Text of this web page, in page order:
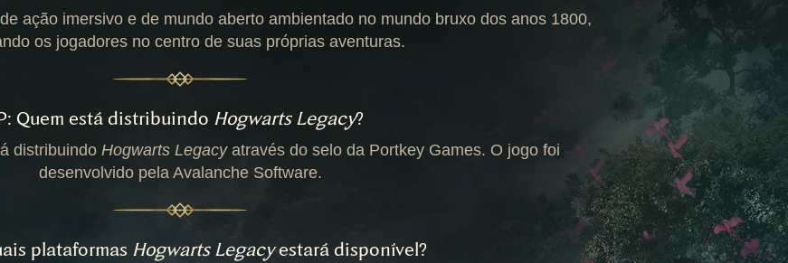
ação imersivo e de mundo aberto ambientado no mundo bruxo dos anos 1800,
os jogadores no centro de suas próprias aventuras.
Quem está distribuindo Hogwarts Legacy?
distribuindo Hogwarts Legacyatravés do selo da Portkey Games. O jogo foi
desenvolvido pela Avalanche Software.
plataformas Hogwarts Legacyestará disponível?